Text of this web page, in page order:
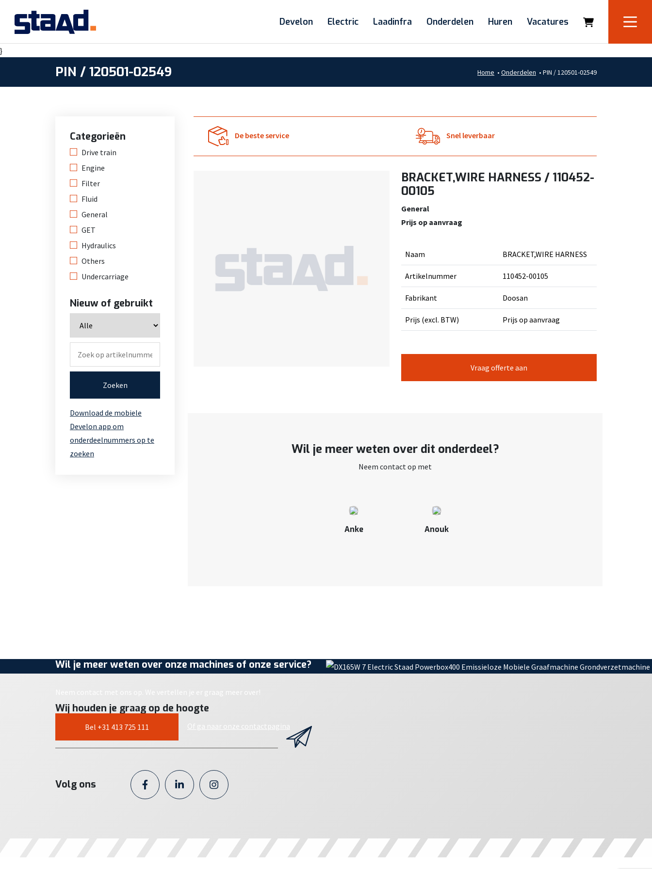
Develon Electric Laadinfra Onderdelen Huren Vacatures
}
PIN / 120501-02549 Home • Onderdelen • PIN / 120501-02549
Categorieën
Drive train
Engine
Filter
Fluid
General
GET
Hydraulics
Others
Undercarriage
Nieuw of gebruikt
Zoeken
Download de mobiele
Develon app om
onderdeelnummers op te
zoeken
De beste service Snel leverbaar
BRACKET,WIRE HARNESS / 110452-
00105
General
Prijs op aanvraag
Naam BRACKET,WIRE HARNESS
Artikelnummer 110452-00105
Fabrikant Doosan
Prijs (excl. BTW) Prijs op aanvraag
Vraag offerte aan
Wil je meer weten over dit onderdeel?
Neem contact op met
Anke Anouk
Wil je meer weten over onze machines of onze service?
Neem contact met ons op. We vertellen je er graag meer over!
Bel +31 413 725 111 Of ga naar onze contactpagina
Wij houden je graag op de hoogte
Volg ons